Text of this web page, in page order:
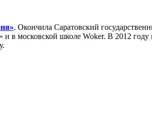
. Окончила Саратовский
в московской школе Woker. В 2012